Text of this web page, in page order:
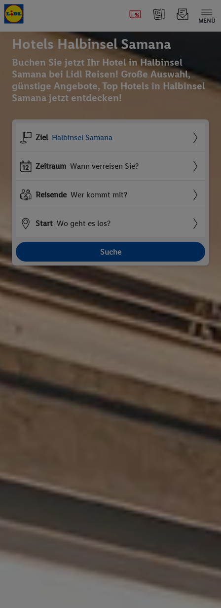
MENÜ
Hotels Halbinsel Samana
Buchen Sie jetzt Ihr Hotel in Halbinsel
Samana bei Lidl Reisen! Große Auswahl,
günstige Angebote, Top Hotels in Halbinsel
Samana jetzt entdecken!
Ziel Halbinsel Samana
Zeitraum Wann verreisen Sie?
Reisende Wer kommt mit?
Start Wo geht es los?
Suche